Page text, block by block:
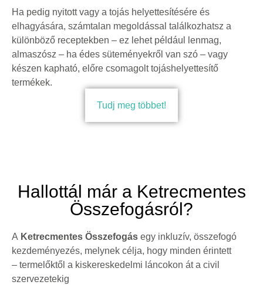
Ha pedig nyitott vagy a tojás helyettesítésére és
elhagyására, számtalan megoldással találkozhatsz a
különböző receptekben – ez lehet például lenmag,
almaszósz – ha édes süteményekről van szó – vagy
készen kapható, előre csomagolt tojáshelyettesítő
termékek.
Tudj meg többet!
Hallottál már a Ketrecmentes
Összefogásról?
A Ketrecmentes Összefogás egy inkluzív, összefogó
kezdeményezés, melynek célja, hogy minden érintett
– termelőktől a kiskereskedelmi láncokon át a civil
szervezetekig